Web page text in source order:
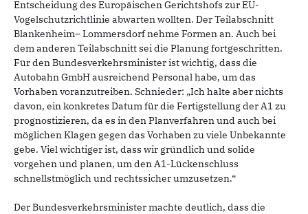
Entscheidung des Europäischen Gerichtshofs zur EU-
Vogelschutzrichtlinie abwarten wollten. Der Teilabschnitt
Blankenheim– Lommersdorf nehme Formen an. Auch bei
dem anderen Teilabschnitt sei die Planung fortgeschritten.
Für den Bundesverkehrsminister ist wichtig, dass die
Autobahn GmbH ausreichend Personal habe, um das
Vorhaben voranzutreiben. Schnieder: „Ich halte aber nichts
davon, ein konkretes Datum für die Fertigstellung der A1 zu
prognostizieren, da es in den Planverfahren und auch bei
möglichen Klagen gegen das Vorhaben zu viele Unbekannte
gebe. Viel wichtiger ist, dass wir gründlich und solide
vorgehen und planen, um den A1-Lückenschluss
schnellstmöglich und rechtssicher umzusetzen.“
Der Bundesverkehrsminister machte deutlich, dass die